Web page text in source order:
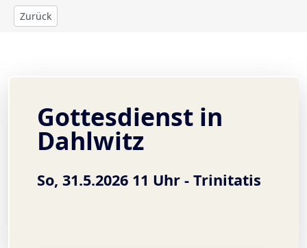
Zurück
Gottesdienst in
Dahlwitz
So, 31.5.2026 11 Uhr - Trinitatis